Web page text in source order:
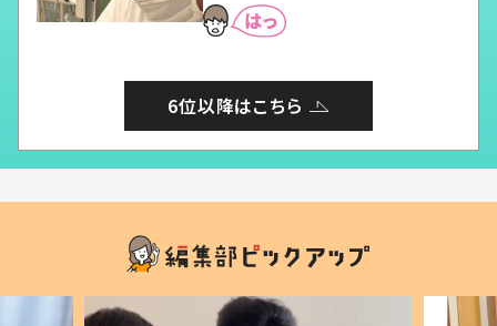
6位以降はこちら